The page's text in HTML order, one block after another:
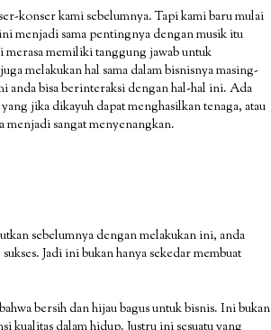
konser kami sebelumnya. Tapi kami baru mulai
menjadi sama pentingnya dengan musik itu
merasa memiliki tanggung jawab untuk
melakukan hal sama dalam bisnisnya masing-
anda bisa berinteraksi dengan hal-hal ini. Ada
jika dikayuh dapat menghasilkan tenaga, atau
sangat menyenangkan.
sebelumnya dengan melakukan ini, anda
Jadi ini bukan hanya sekedar membuat
bersih dan hijau bagus untuk bisnis. Ini bukan